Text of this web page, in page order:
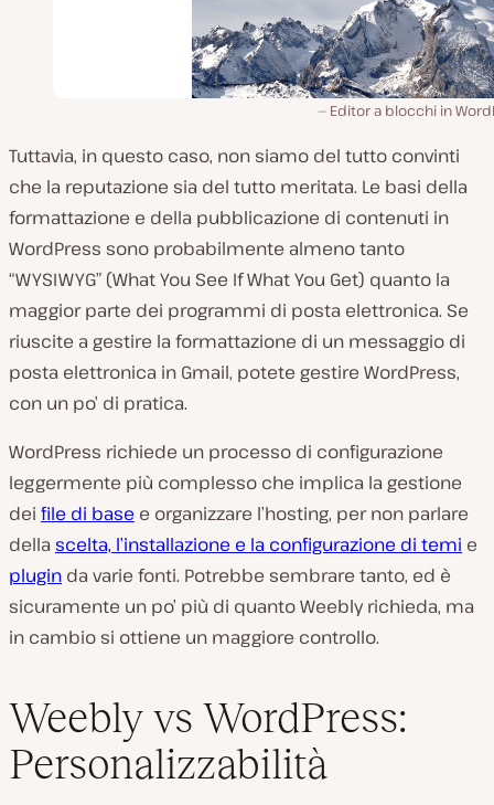
Editor a blocchi in
Tuttavia, in questo caso, non siamo del tutto convinti
che la reputazione sia del tutto meritata. Le basi della
formattazione e della pubblicazione di contenuti in
WordPress sono probabilmente almeno tanto
“WYSIWYG” (What You See If What You Get) quanto la
maggior parte dei programmi di posta elettronica. Se
riuscite a gestire la formattazione di un messaggio di
posta elettronica in Gmail, potete gestire WordPress,
con un po’ di pratica.
WordPress richiede un processo di configurazione
leggermente più complesso che implica la gestione
dei file di base e organizzare l’hosting, per non parlare
della scelta, l’installazione e la configurazione di temi e
plugin da varie fonti. Potrebbe sembrare tanto, ed è
sicuramente un po’ più di quanto Weebly richieda, ma
in cambio si ottiene un maggiore controllo.
Weebly vs WordPress:
Personalizzabilità